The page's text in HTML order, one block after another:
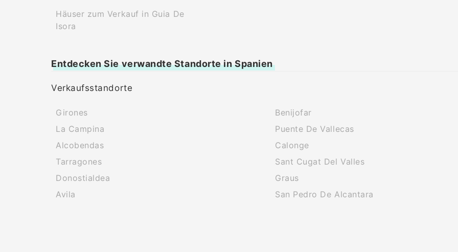
Häuser zum Verkauf in Guia De
Isora
Entdecken Sie verwandte Standorte in Spanien
Verkaufsstandorte
Girones
La Campina
Alcobendas
Tarragones
Donostialdea
Avila
Benijofar
Puente De Vallecas
Calonge
Sant Cugat Del Valles
Graus
San Pedro De Alcantara